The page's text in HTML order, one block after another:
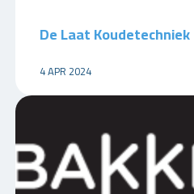
De Laat Koudetechniek
4 APR 2024